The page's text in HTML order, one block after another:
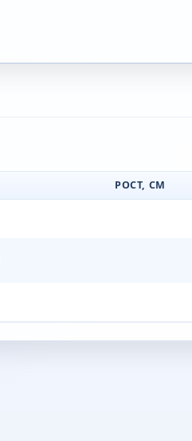
РОСТ, СМ